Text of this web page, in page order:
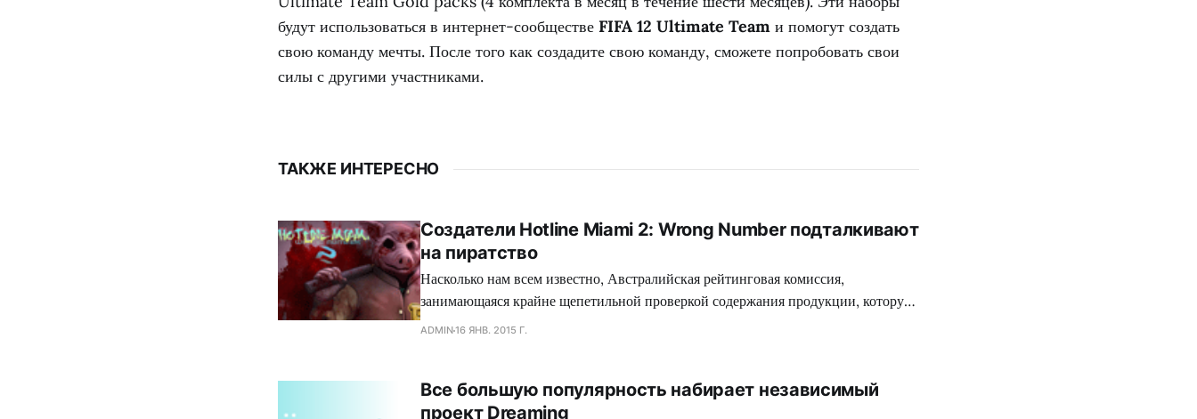
будут использоваться в интернет-сообществе FIFA 12 Ultimate Team и помогут создать
свою команду мечты. После того как создадите свою команду, сможете попробовать свои
силы с другими участниками.
ТАКЖЕ ИНТЕРЕСНО
Создатели Hotline Miami 2: Wrong Number подталкивают
на пиратство
Насколько нам всем известно, Австралийская рейтинговая комиссия,
занимающаяся крайне щепетильной проверкой содержания продукции, которую
производит современная игровая индустрия, подвергает жесткой цензуре
зеленного континента. Так сказать, под нож могло попасть свежее творение
коллектива Dennaton
ADMIN16 ЯНВ. 2015 Г.
Все большую популярность набирает независимый
проект Dreaming